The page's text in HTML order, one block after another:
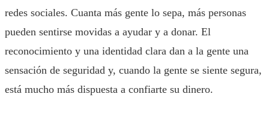
redes sociales. Cuanta más gente lo sepa, más personas
pueden sentirse movidas a ayudar y a donar. El
reconocimiento y una identidad clara dan a la gente una
sensación de seguridad y, cuando la gente se siente segura,
está mucho más dispuesta a confiarte su dinero.